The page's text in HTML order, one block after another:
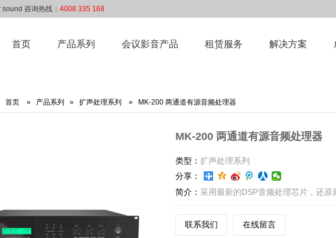
咨询热线： 4008 335 168
首页 产品系列 会议影音产品 租赁服务 解决方案
首页 » 产品系列 » 扩声处理系列 » MK-200 两通道有源音频处理器
MK-200 两通道有源音频处理器
类型： 扩声处理系列
分享：
简介： 采用最新的DSP音频处理芯片，还原
联系我们 在线留言